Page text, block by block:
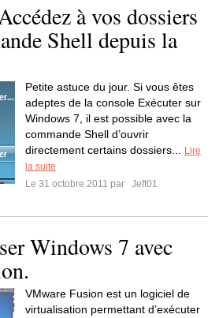
à vos dossiers
Shell depuis la
Petite astuce du jour. Si vous êtes
adeptes de la console Exécuter sur
Windows 7, il est possible avec la
commande Shell d’ouvrir
directement certains dossiers...
Lire
la suite
Le 31 octobre 2011 par
Jeft01
Windows 7 avec
VMware Fusion est un logiciel de
virtualisation permettant d’exécuter